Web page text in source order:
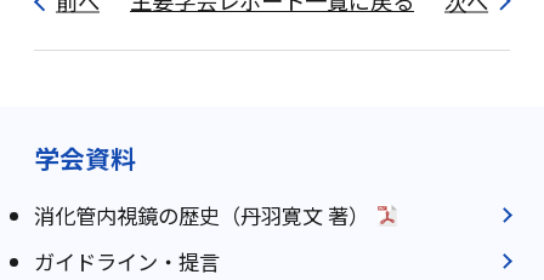
学会資料
消化管内視鏡の歴史（丹羽寛文 著）
ガイドライン・提言